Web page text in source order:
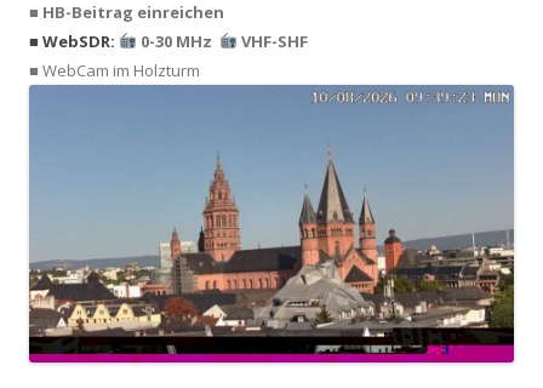
■ HB-Beitrag einreichen
■ WebSDR:
0-30 MHz
VHF-SHF
■ WebCam im Holzturm